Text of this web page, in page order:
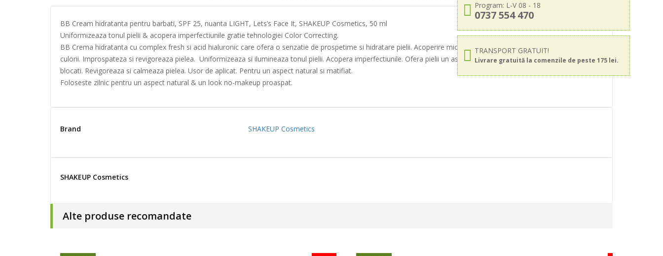
Program: L-V 08 - 18
0737 554 470
TRANSPORT GRATUIT!
Livrare gratuită la comenzile de peste 175 lei.
BB Cream hidratanta pentru barbati, SPF 25, nuanta LIGHT, Lets’s Face It, SHAKEUP Cosmetics, 50 ml
Uniformizeaza tonul pielii & acopera imperfectiunile gratie tehnologiei Color Correcting.
BB Crema hidratanta cu complex fresh si acid hialuronic care ofera o senzatie de prospetime si hidratare pielii. Acoperire mica spre medie, cu tehnologie de corectare a
culorii. Improspateza si revigoreaza pielea. Uniformizeaza si ilumineaza tonul pielii. Acopera imperfectiunile. Ofera pielii un aspect sanatos. Minimizeaza aspectul porilor
blocati. Revigoreaza si calmeaza pielea. Usor de aplicat. Pentru un aspect natural si matifiat.
Foloseste zilnic pentru un aspect natural & un look no-makeup proaspat.
Brand SHAKEUP Cosmetics
SHAKEUP Cosmetics
Alte produse recomandate